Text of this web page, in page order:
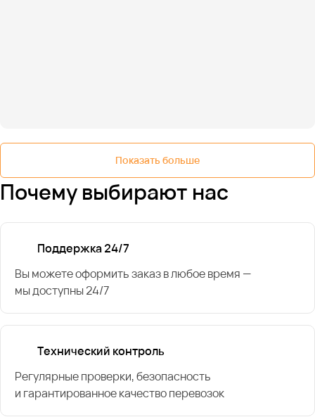
Показать больше
Почему выбирают нас
Поддержка 24/7
Вы можете оформить заказ в любое время —
мы доступны 24/7
Технический контроль
Регулярные проверки, безопасность
и гарантированное качество перевозок